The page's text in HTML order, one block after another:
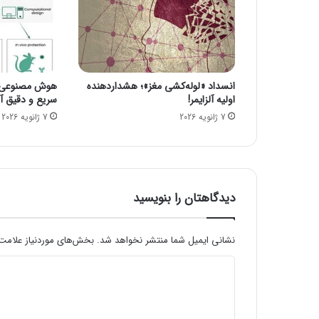
ی
ن
د
ه‌
ه
ا
ر
ا
ر
ک
د
ن
د
انسداد «لوله‌کشی مغز»؛ هشداردهنده
اولیه آلزایمر!
7 ژانویه 2026
هوش
سریع و دقیق
7 ژانویه 2026
دیدگاهتان را بنویسید
نشانی ایمیل شما منتشر نخواهد شد. بخش‌های موردنیاز